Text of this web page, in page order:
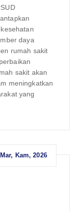
daya
rumah sakit
sakit akan
meningkatkan
yang
Mar, Kam, 2026